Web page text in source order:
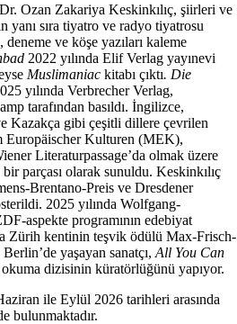
Ozan Zakariya Keskinkılıç, şiirleri ve
yanı sıra tiyatro ve radyo tiyatrosu
ve köşe yazıları kaleme
2022 yılında Elif Verlag yayınevi
Muslimaniac kitabı çıktı. Die
yılında Verbrecher Verlag,
tarafından basıldı. İngilizce,
Kazakça gibi çeşitli dillere çevrilen
Europäischer Kulturen (MEK),
Literaturpassage’da olmak üzere
parçası olarak sunuldu. Keskinkılıç
Brentano-Preis ve Dresdener
2025 yılında Wolfgang-
aspekte programının edebiyat
Zürih kentinin teşvik ödülü Max-Frisch-
yaşayan sanatçı, All You Can
dizisinin küratörlüğünü yapıyor.
ile Eylül 2026 tarihleri arasında
bulunmaktadır.